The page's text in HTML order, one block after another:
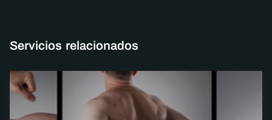
Servicios relacionados